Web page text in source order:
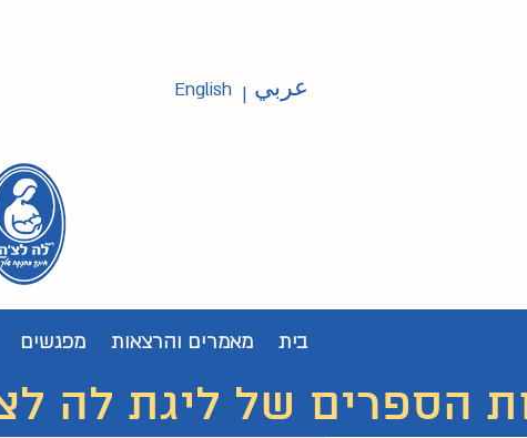
English عربي |
בית מאמרים והרצאות מפגשים
הספרים של ליגת לה